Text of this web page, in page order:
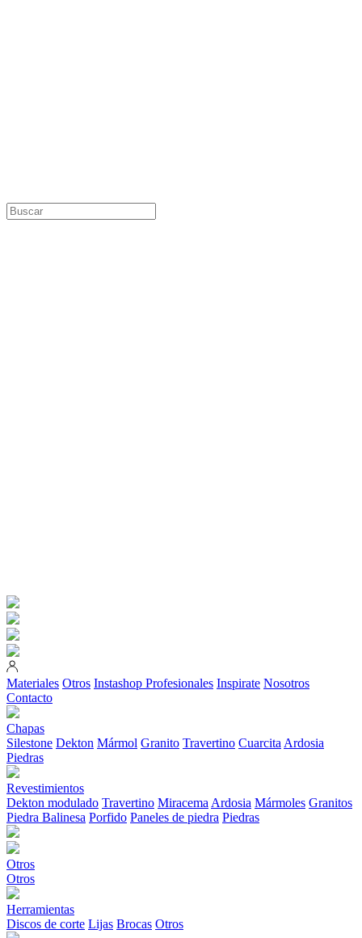
Materiales Otros Instashop Profesionales Inspirate Nosotros
Contacto
Chapas
Silestone Dekton Mármol Granito Travertino Cuarcita Ardosia
Piedras
Revestimientos
Dekton modulado Travertino Miracema Ardosia Mármoles Granitos
Piedra Balinesa Porfido Paneles de piedra Piedras
Otros
Otros
Herramientas
Discos de corte Lijas Brocas Otros